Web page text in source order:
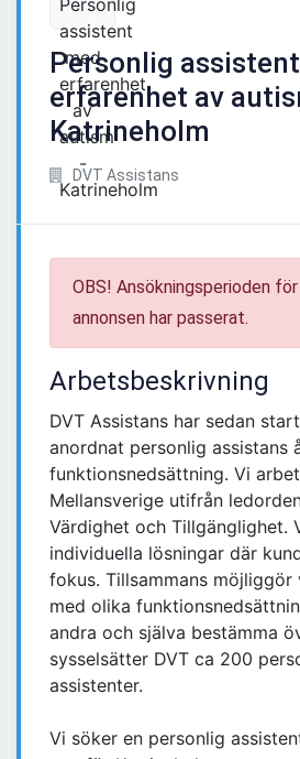
Personlig
erfarenhet av
Katrineholm
DVT Assistans
OBS! Ansökningsperioden
annonsen har passerat.
Arbetsbeskrivning
DVT Assistans har sedan
anordnat personlig assistans
funktionsnedsättning. Vi
Mellansverige utifrån
Värdighet och Tillgänglighet.
individuella lösningar där
fokus. Tillsammans
med olika
andra och själva bestämma
sysselsätter DVT ca 200
assistenter.
Vi söker en personlig